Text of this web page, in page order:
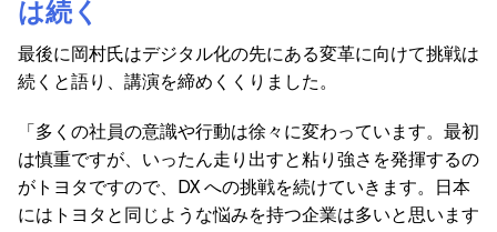
は続く
最後に岡村氏はデジタル化の先にある変革に向けて挑戦は
続くと語り、講演を締めくくりました。
「多くの社員の意識や行動は徐々に変わっています。最初
は慎重ですが、いったん走り出すと粘り強さを発揮するの
がトヨタですので、DX への挑戦を続けていきます。日本
にはトヨタと同じような悩みを持つ企業は多いと思います